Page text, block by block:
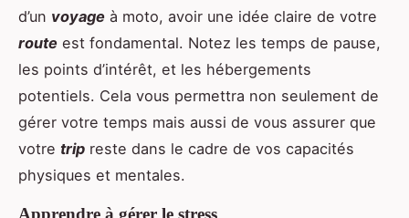
d’un voyage à moto, avoir une idée claire de votre
route est fondamental. Notez les temps de pause,
les points d’intérêt, et les hébergements
potentiels. Cela vous permettra non seulement de
gérer votre temps mais aussi de vous assurer que
votre trip reste dans le cadre de vos capacités
physiques et mentales.
Apprendre à gérer le stress